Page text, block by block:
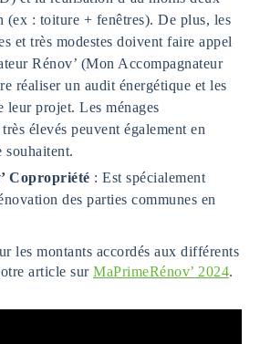
(ex : toiture + fenêtres). De plus, les
et très modestes doivent faire appel
Rénov’ (Mon Accompagnateur
réaliser un audit énergétique et les
leur projet. Les ménages
élevés peuvent également en
souhaitent.
Copropriété : Est spécialement
des parties communes en
les montants accordés aux différents
article sur MaPrimeRénov’ 2024.